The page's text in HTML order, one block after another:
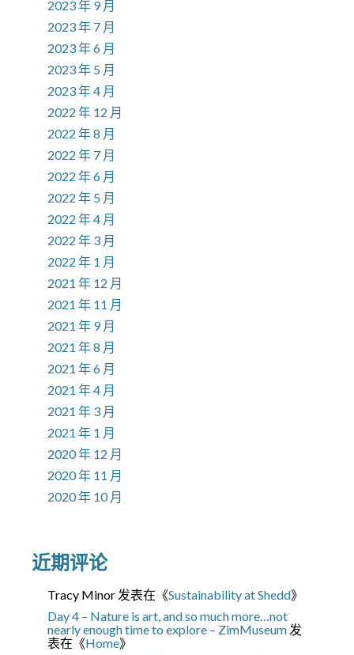
2023 年 9 月
2023 年 7 月
2023 年 6 月
2023 年 5 月
2023 年 4 月
2022 年 12 月
2022 年 8 月
2022 年 7 月
2022 年 6 月
2022 年 5 月
2022 年 4 月
2022 年 3 月
2022 年 1 月
2021 年 12 月
2021 年 11 月
2021 年 9 月
2021 年 8 月
2021 年 6 月
2021 年 4 月
2021 年 3 月
2021 年 1 月
2020 年 12 月
2020 年 11 月
2020 年 10 月
近期评论
Tracy Minor 发表在《Sustainability at Shedd》
Day 4 – Nature is art, and so much more…not
nearly enough time to explore – ZimMuseum 发
表在《Home》